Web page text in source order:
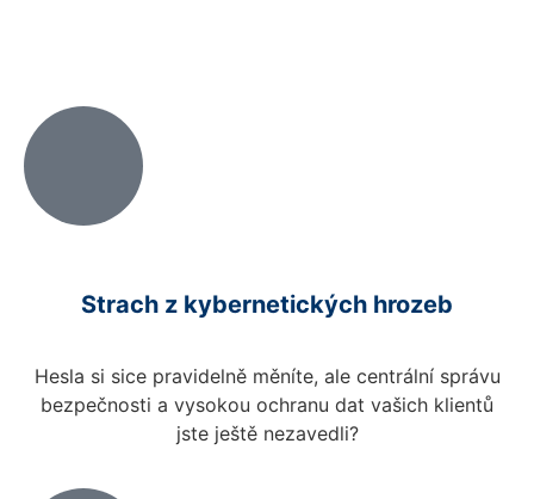
Strach z kybernetických hrozeb
Hesla si sice pravidelně měníte, ale centrální správu
bezpečnosti a vysokou ochranu dat vašich klientů
jste ještě nezavedli?